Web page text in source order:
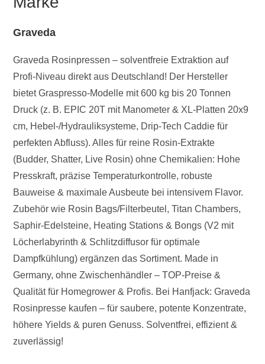
Graveda
Graveda Rosinpressen – solventfreie Extraktion auf
Profi-Niveau direkt aus Deutschland! Der Hersteller
bietet Graspresso-Modelle mit 600 kg bis 20 Tonnen
Druck (z. B. EPIC 20T mit Manometer & XL-Platten 20x9
cm, Hebel-/Hydrauliksysteme, Drip-Tech Caddie für
perfekten Abfluss). Alles für reine Rosin-Extrakte
(Budder, Shatter, Live Rosin) ohne Chemikalien: Hohe
Presskraft, präzise Temperaturkontrolle, robuste
Bauweise & maximale Ausbeute bei intensivem Flavor.
Zubehör wie Rosin Bags/Filterbeutel, Titan Chambers,
Saphir-Edelsteine, Heating Stations & Bongs (V2 mit
Löcherlabyrinth & Schlitzdiffusor für optimale
Dampfkühlung) ergänzen das Sortiment. Made in
Germany, ohne Zwischenhändler – TOP-Preise &
Qualität für Homegrower & Profis. Bei Hanfjack: Graveda
Rosinpresse kaufen – für saubere, potente Konzentrate,
höhere Yields & puren Genuss. Solventfrei, effizient &
zuverlässig!